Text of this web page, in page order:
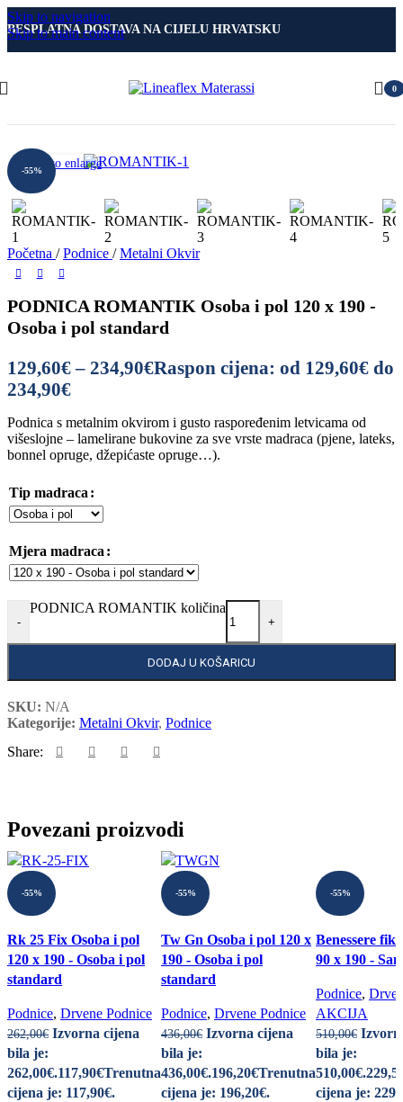
Skip to navigation
Skip to main content
BESPLATNA DOSTAVA NA CIJELU HRVATSKU
0
-55%
Click to enlarge
Početna / Podnice / Metalni Okvir
PODNICA ROMANTIK Osoba i pol 120 x 190 -
Osoba i pol standard
129,60€ – 234,90€Raspon cijena: od 129,60€ do
234,90€
Podnica s metalnim okvirom i gusto raspoređenim letvicama od
višeslojne – lamelirane bukovine za sve vrste madraca (pjene, lateks,
bonnel opruge, džepićaste opruge…).
Tip madraca
Mjera madraca
-
PODNICA ROMANTIK količina
+
DODAJ U KOŠARICU
SKU: N/A
Kategorije: Metalni Okvir, Podnice
Share:
Povezani proizvodi
-55%
Rk 25 Fix Osoba i pol
120 x 190 - Osoba i pol
standard
Podnice, Drvene Podnice
262,00€ Izvorna cijena
bila je:
262,00€.117,90€Trenutna
cijena je: 117,90€.
-55%
Tw Gn Osoba i pol 120 x
190 - Osoba i pol
standard
Podnice, Drvene Podnice
436,00€ Izvorna cijena
bila je:
436,00€.196,20€Trenutna
cijena je: 196,20€.
-55%
Benessere
90 x 190 -
Podnice,
AKCIJA
510,00€
bila je:
510,00€.
cijena je: